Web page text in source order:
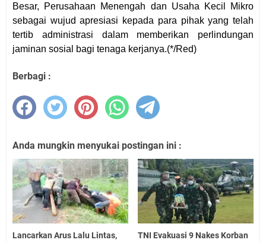
Besar, Perusahaan Menengah dan Usaha Kecil Mikro
sebagai wujud apresiasi kepada para pihak yang telah
tertib administrasi dalam memberikan perlindungan
jaminan sosial bagi tenaga kerjanya.(*/Red)
Berbagi :
Anda mungkin menyukai postingan ini :
Lancarkan Arus Lalu Lintas,
TNI Evakuasi 9 Nakes Korban